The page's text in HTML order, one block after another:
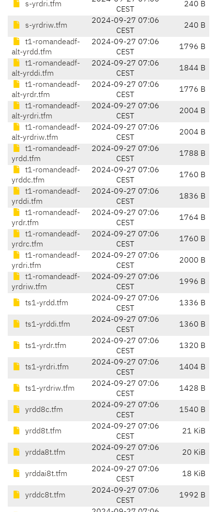
s-yrdri.tfm
CEST
240 B
s-yrdriw.tfm
2024-09-27 07:06
CEST
240 B
t1-romandeadf-
alt-yrdd.tfm
2024-09-27 07:06
CEST
1796 B
t1-romandeadf-
alt-yrddi.tfm
2024-09-27 07:06
CEST
1844 B
t1-romandeadf-
alt-yrdr.tfm
2024-09-27 07:06
CEST
1776 B
t1-romandeadf-
alt-yrdri.tfm
2024-09-27 07:06
CEST
2004 B
t1-romandeadf-
alt-yrdriw.tfm
2024-09-27 07:06
CEST
2004 B
t1-romandeadf-
yrdd.tfm
2024-09-27 07:06
CEST
1788 B
t1-romandeadf-
yrddc.tfm
2024-09-27 07:06
CEST
1760 B
t1-romandeadf-
yrddi.tfm
2024-09-27 07:06
CEST
1836 B
t1-romandeadf-
yrdr.tfm
2024-09-27 07:06
CEST
1764 B
t1-romandeadf-
yrdrc.tfm
2024-09-27 07:06
CEST
1760 B
t1-romandeadf-
yrdri.tfm
2024-09-27 07:06
CEST
2000 B
t1-romandeadf-
yrdriw.tfm
2024-09-27 07:06
CEST
1996 B
ts1-yrdd.tfm
2024-09-27 07:06
CEST
1336 B
ts1-yrddi.tfm
2024-09-27 07:06
CEST
1360 B
ts1-yrdr.tfm
2024-09-27 07:06
CEST
1320 B
ts1-yrdri.tfm
2024-09-27 07:06
CEST
1404 B
ts1-yrdriw.tfm
2024-09-27 07:06
CEST
1428 B
yrdd8c.tfm
2024-09-27 07:06
CEST
1540 B
yrdd8t.tfm
2024-09-27 07:06
CEST
21 KiB
yrdda8t.tfm
2024-09-27 07:06
CEST
20 KiB
yrddai8t.tfm
2024-09-27 07:06
CEST
18 KiB
yrddc8t.tfm
2024-09-27 07:06
CEST
1992 B